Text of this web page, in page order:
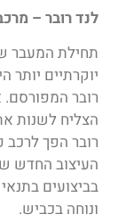
לנד רובר –
תחילת המעבר
יוקרתיים יותר
רובר
הצליח לשנות את
רובר הפך לרכב
העיצוב החדש
בביצועים
ונוחה בכביש.